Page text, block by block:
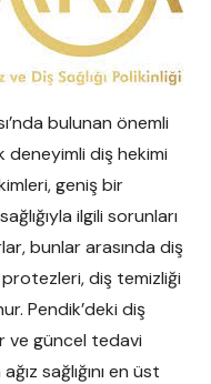
bulunan önemli
diş hekimi
geniş bir
ilgili sorunları
bunlar arasında diş
diş temizliği
Pendik’deki diş
ve güncel tedavi
sağlığını en üst